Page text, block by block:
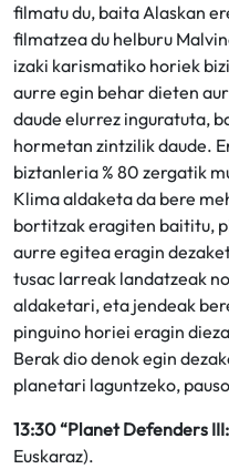
filmatu du, baita Alaskan
filmatzea du helburu
izaki karismatiko horiek
aurre egin behar dieten
daude elurrez inguratuta,
hormetan zintzilik daude.
biztanleria % 80 zergatik
Klima aldaketa da bere
bortitzak eragiten baititu,
aurre egitea eragin
tusac larreak landatzeak
aldaketari, eta jendeak
pinguino horiei eragin
Berak dio denok egin
planetari laguntzeko,
13:30 “Planet Defenders
Euskaraz).